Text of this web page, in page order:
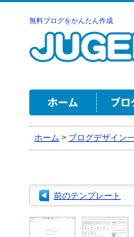
無料ブログをかんたん作成
ホーム > ブログデザイン
前のテンプレート